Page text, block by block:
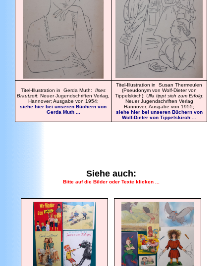
Titel-Illustration in Gerda Muth: Ilses
Brautzeit; Neuer Jugendschriften Verlag,
Hannover; Ausgabe von 1954;
siehe hier bei unseren Büchern von
Gerda Muth ...
Titel-Illustration in Susan Thermeulen
(Pseudonym von Wolf-Dieter von
Tippelskirch): Ulla tippt sich zum Erfolg;
Neuer Jugendschriften Verlag
Hannover; Ausgabe von 1955;
siehe hier bei unseren Büchern von
Wolf-Dieter von Tippelskirch ...
Siehe auch:
Bitte auf die Bilder oder Texte klicken ...